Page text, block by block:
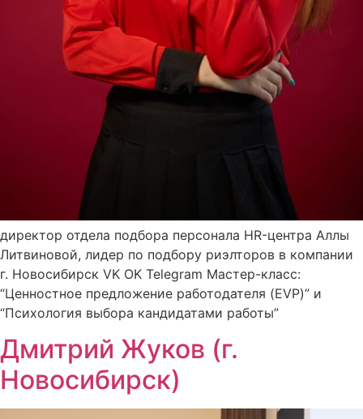
директор отдела подбора персонала HR-центра Аллы
Литвиновой, лидер по подбору риэлторов в компании
г. Новосибирск VK OK Telegram Мастер-класс:
“Ценностное предложение работодателя (EVP)” и
“Психология выбора кандидатами работы”
Дмитрий Жуков (г.
Новосибирск)